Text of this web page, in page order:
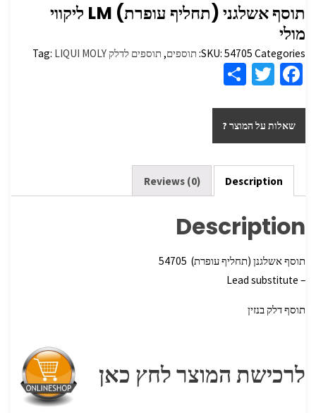
תוסף אשלגני (תחליף עופרת) LM ליקווי
מולי
SKU: 54705 Categories: תוספים, תוספים לדלק Tag: LIQUI MOLY
Fa
b
o
o
k
T
tt
er
ar
e
שאלות על המוצר ?
Description
Reviews (0)
Description
תוסף אשלגנן (תחליף עופרת) 54705
– Lead substitute
תוסף דלק בנזין
לרכישת המוצר לחץ כאן